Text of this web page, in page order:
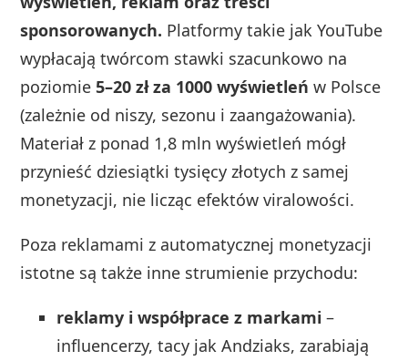
sponsorowanych. Platformy takie jak YouTube
wypłacają twórcom stawki szacunkowo na
poziomie5–20 zł za 1000 wyświetleń w Polsce
(zależnie od niszy, sezonu i zaangażowania).
Materiał z ponad 1,8 mln wyświetleń mógł
przynieść dziesiątki tysięcy złotych z samej
monetyzacji, nie licząc efektów viralowości.
Poza reklamami z automatycznej monetyzacji
istotne są także inne strumienie przychodu:
reklamy i współprace z markami –
influencerzy, tacy jak Andziaks, zarabiają